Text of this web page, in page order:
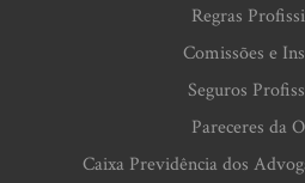
Regras
Comissões e
Seguros
Pareceres da
Caixa Previdência dos